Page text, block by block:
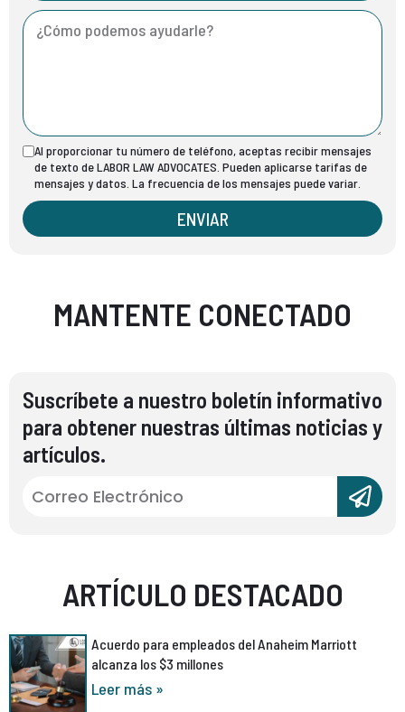
Al proporcionar tu número de teléfono, aceptas recibir mensajes
de texto de LABOR LAW ADVOCATES. Pueden aplicarse tarifas de
mensajes y datos. La frecuencia de los mensajes puede variar.
ENVIAR
MANTENTE CONECTADO
Suscríbete a nuestro boletín informativo
para obtener nuestras últimas noticias y
artículos.
ARTÍCULO DESTACADO
Acuerdo para empleados del Anaheim Marriott
alcanza los $3 millones
Leer más »